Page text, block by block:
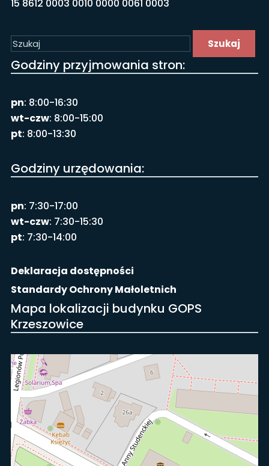
15 8612 0003 0010 0000 0061 0003
Szukaj
Godziny przyjmowania stron:
pn: 8:00-16:30
wt-czw: 8:00-15:00
pt: 8:00-13:30
Godziny urzędowania:
pn: 7:30-17:00
wt-czw: 7:30-15:30
pt: 7:30-14:00
Deklaracja dostępności
Standardy Ochrony Małoletnich
Mapa lokalizacji budynku GOPS
Krzeszowice